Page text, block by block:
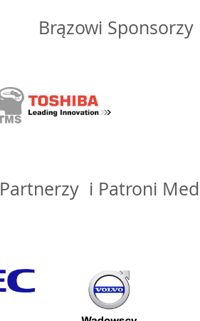
Brązowi Sponsorzy
Partnerzy i Patroni